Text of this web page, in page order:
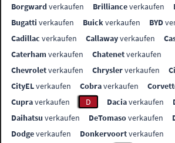
Borgwardverkaufen Brillianceverkaufen
Bugatti verkaufen Buickverkaufen BYD
Cadillac verkaufen Callawayverkaufen
Caterhamverkaufen Chatenetverkaufen
Chevroletverkaufen Chryslerverkaufen
CityELverkaufen Cobraverkaufen
Cupraverkaufen D Daciaverkaufen
Daihatsu verkaufen DeTomasoverkaufen
Dodgeverkaufen Donkervoortverkaufen